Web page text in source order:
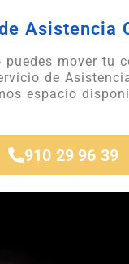
Asistencia
mover tu
de
espacio
910 29 96 39